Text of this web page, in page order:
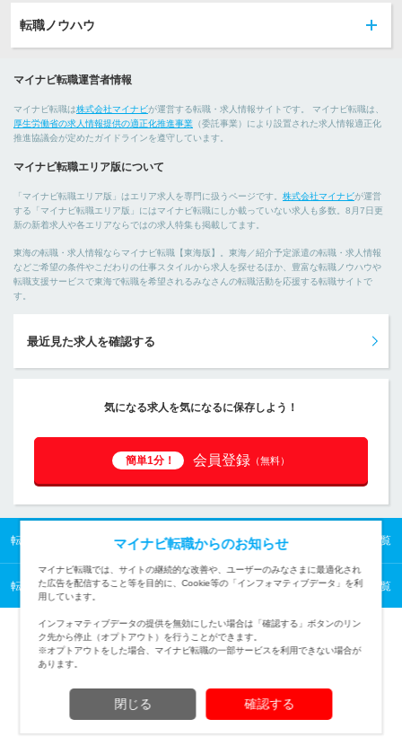
転職ノウハウ
マイナビ転職運営者情報
マイナビ転職は株式会社マイナビが運営する転職・求人情報サイトです。 マイナビ転職は、
厚生労働省の求人情報提供の適正化推進事業 （委託事業）により設置された求人情報適正化
推進協議会が定めたガイドラインを遵守しています。
マイナビ転職エリア版について
「マイナビ転職エリア版」はエリア求人を専門に扱うページです。 株式会社マイナビが運営
する「マイナビ転職エリア版」にはマイナビ転職にしか載っていない求人も多数。8月7日更
新の新着求人や各エリアならではの求人特集も掲載してます。
東海の転職・求人情報ならマイナビ転職【東海版】。東海／紹介予定派遣の転職・求人情報
などご希望の条件やこだわりの仕事スタイルから求人を探せるほか、豊富な転職ノウハウや
転職支援サービスで東海で転職を希望されるみなさんの転職活動を応援する転職サイトで
す。
最近見た求人を確認する
気になる求人を気になるに保存しよう！
簡単1分！ 会員登録 （無料）
転職TOP 東海の転職・求人情報TOP 東海／紹介予定派遣の転職・求人一覧
転職TOP 東海の転職・求人情報TOP 東海／紹介予定派遣の転職・求人一覧
(c) Mynavi Corporation
マイナビ転職からのお知らせ
マイナビ転職では、サイトの継続的な改善や、ユーザーのみなさまに最適化され
た広告を配信すること等を目的に、Cookie等の「インフォマティブデータ」を利
用しています。
インフォマティブデータの提供を無効にしたい場合は「確認する」ボタンのリン
ク先から停止（オプトアウト）を行うことができます。
※オプトアウトをした場合、マイナビ転職の一部サービスを利用できない場合が
あります。
閉じる 確認する